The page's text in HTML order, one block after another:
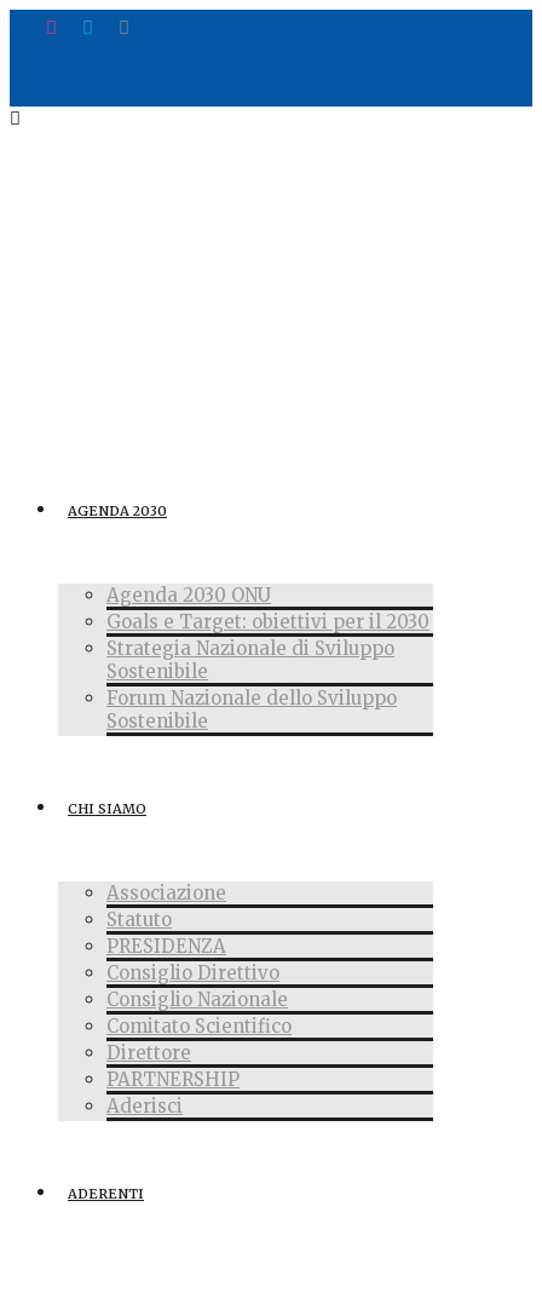
AGENDA 2030
Agenda 2030 ONU
Goals e Target: obiettivi per il 2030
Strategia Nazionale di Sviluppo
Sostenibile
Forum Nazionale dello Sviluppo
Sostenibile
CHI SIAMO
Associazione
Statuto
PRESIDENZA
Consiglio Direttivo
Consiglio Nazionale
Comitato Scientifico
Direttore
PARTNERSHIP
Aderisci
ADERENTI